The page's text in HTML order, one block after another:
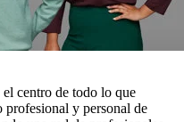
centro de todo lo que
profesional y personal de